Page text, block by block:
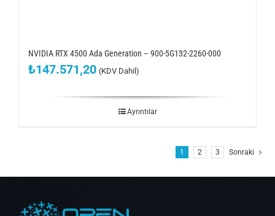
NVIDIA RTX 4500 Ada Generation – 900-5G132-2260-000
₺147.571,20 (KDV Dahil)
Ayrıntılar
1 2 3 Sonraki